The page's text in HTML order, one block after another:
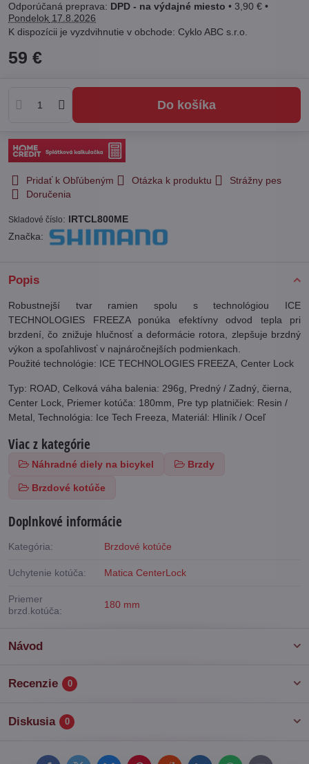
DPD - na výdajné miesto • 3,90 € •
Pondelok 17.8.2026
Cyklo ABC s.r.o.
59 €
Do košíka
Pridať k Obľúbeným Otázka k produktu
Strážny pes
Doručenia
Skladové číslo: IRTCL800ME
Značka:
Popis
Robustnejší tvar ramien spolu s technológiou ICE
TECHNOLOGIES FREEZA ponúka efektívny odvod tepla pri
brzdení, čo znižuje hlučnosť a deformácie rotora, zlepšuje brzdný
výkon a spoľahlivosť v najnáročnejších podmienkach.
Použité technológie: ICE TECHNOLOGIES FREEZA, Center Lock
Typ: ROAD, Celková váha balenia: 296g, Predný / Zadný, čierna,
Center Lock, Priemer kotúča: 180mm, Pre typ platničiek: Resin /
Metal, Technológia: Ice Tech Freeza, Materiál: Hliník / Oceľ
Viac z kategórie
Náhradné diely na bicykel Brzdy
Brzdové kotúče
Doplnkové informácie
Kategória: Brzdové kotúče
Uchytenie kotúča: Matica CenterLock
Priemer
brzd.kotúča:
180 mm
Návod
Recenzie 0
Diskusia 0